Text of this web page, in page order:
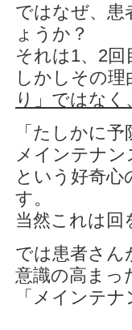
ではなぜ、患
ょうか？
それは1、2
しかしその
り」ではな
「たしかに
メインテナ
という好奇
す。
当然これは回
では患者さん
意識の高まっ
「メインテ